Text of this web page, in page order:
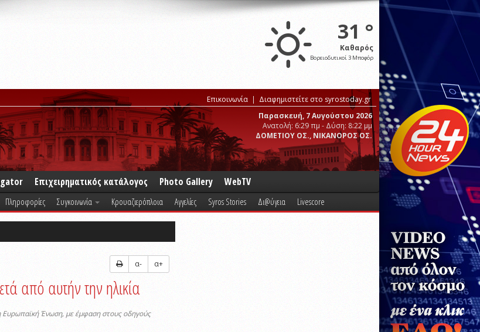
31 °
Καθαρός
Βορειοδυτικοί 3 Μποφόρ
Επικοινωνία
Διαφημιστείτε στο syrostoday.gr
Παρασκευή, 7 Αυγούστου 2026
Ανατολή: 6:29 πμ - Δύση: 8:22 μμ
ΔΟΜΕΤΙΟΥ ΟΣ., ΝΙΚΑΝΟΡΟΣ ΟΣ.
Επιχειρηματικός κατάλογος Photo Gallery WebTV
Πληροφορίες Συγκοινωνία Κρουαζιερόπλοια Αγγελίες Syros Stories Δι@ύγεια Livescore
α- α+
από αυτήν την ηλικία
Ευρωπαϊκή Ένωση, με έμφαση στους οδηγούς